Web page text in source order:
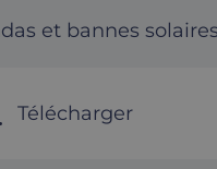
et bannes solaires
Télécharger